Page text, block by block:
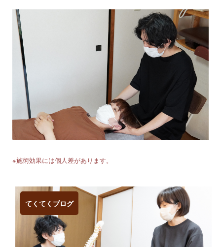
※施術効果には個人差があります。
てくてくブログ